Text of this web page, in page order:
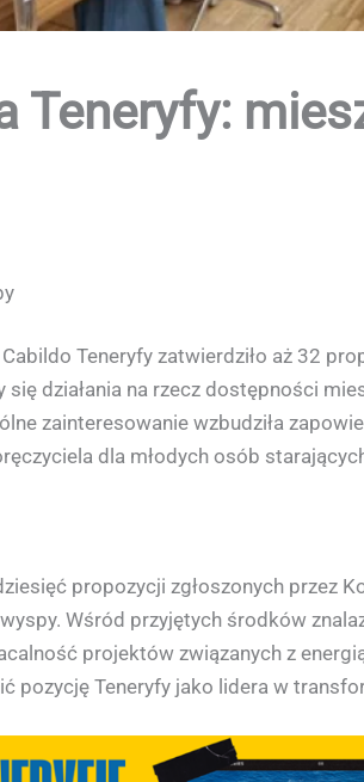
Teneryfy:
Teneryfy zatwierdziło aż 32
się działania na rzecz dostępności
zainteresowanie wzbudziła
dla młodych osób
propozycji zgłoszonych przez
Wśród przyjętych środków
projektów związanych z
pozycję Teneryfy jako lidera w